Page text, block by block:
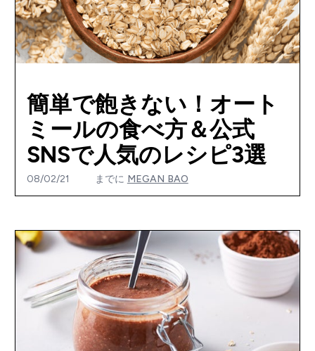
簡単で飽きない！オート
ミールの食べ方＆公式
SNSで人気のレシピ3選
08/02/21 までに MEGAN BAO